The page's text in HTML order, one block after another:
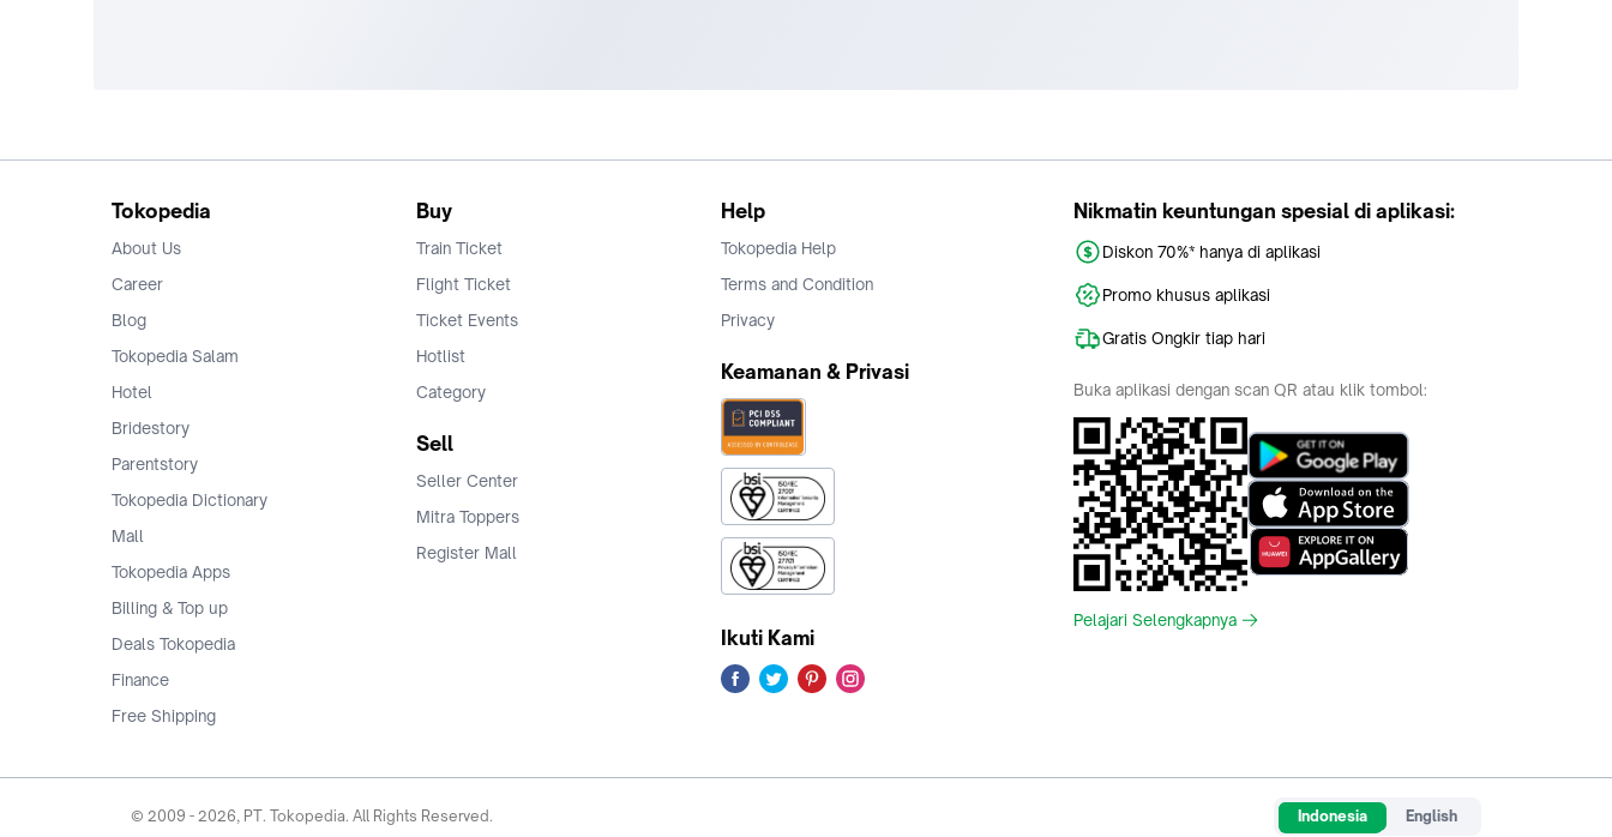
Tokopedia
About Us
Career
Blog
Tokopedia Salam
Hotel
Bridestory
Parentstory
Tokopedia Dictionary
Mall
Tokopedia Apps
Billing & Top up
Deals Tokopedia
Finance
Free Shipping
Buy
Train Ticket
Flight Ticket
Ticket Events
Hotlist
Category
Sell
Seller Center
Mitra Toppers
Register Mall
Help
Tokopedia Help
Terms and Condition
Privacy
Keamanan & Privasi
Ikuti Kami
Nikmatin keuntungan spesial di aplikasi:
Diskon 70%* hanya di aplikasi
Promo khusus aplikasi
Gratis Ongkir tiap hari
Buka aplikasi dengan scan QR atau klik tombol:
Pelajari Selengkapnya
© 2009 - 2026, PT. Tokopedia. All Rights Reserved. Indonesia English